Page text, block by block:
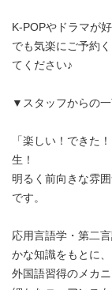
23:00
23:30
K-POPやドラマが
でも気楽にご予約
てください♪
▼スタッフからの
「楽しい！できた
生！
明るく前向きな雰
です。
応用言語学・第二
かな知識をもとに、
外国語習得のメカ